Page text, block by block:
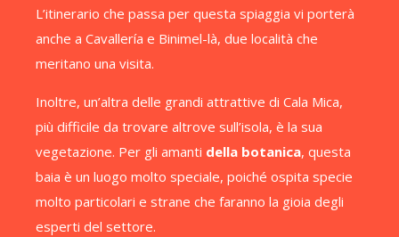
L’itinerario che passa per questa spiaggia vi porterà
anche a Cavallería e Binimel-là, due località che
meritano una visita.
Inoltre, un’altra delle grandi attrattive di Cala Mica,
più difficile da trovare altrove sull’isola, è la sua
vegetazione. Per gli amanti della botanica, questa
baia è un luogo molto speciale, poiché ospita specie
molto particolari e strane che faranno la gioia degli
esperti del settore.